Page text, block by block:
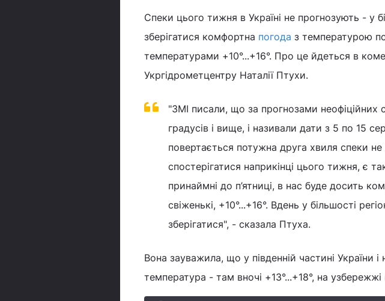
Спеки цього тижня в Україні не прогнозують - у
зберігатися комфортна погода з температурою
температурами +10°...+16°. Про це йдеться в
Укргідрометцентру Наталії Птухи.
"ЗМІ писали, що за прогнозами неофіційних
градусів і вище, і називали дати з 5 по 15
повертається потужна друга хвиля спеки
спостерігатися наприкінці цього тижня, є
принаймні до п’ятниці, в нас буде досить
свіженькі, +10°...+16°. Вдень у більшості
зберігатися", - сказала Птуха.
Вона зауважила, що у південній частині України
температура - там вночі +13°...+18°, на